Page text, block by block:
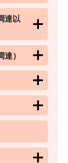
達以
）